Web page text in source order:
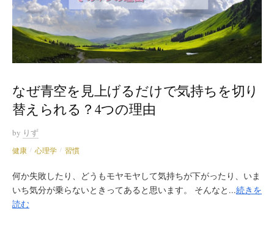
なぜ青空を見上げるだけで気持ちを切り
替えられる？4つの理由
by りず
健康 / 心理学 / 習慣
何か失敗したり、どうもモヤモヤして気持ちが下がったり、いま
いち気分が乗らないときってあると思います。 そんなと...続きを
読む